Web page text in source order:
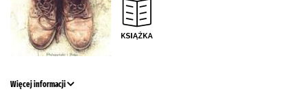
Więcej informacji